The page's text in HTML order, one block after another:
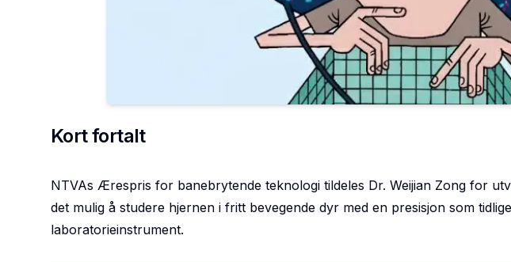
Kort fortalt
NTVAs Ærespris for banebrytende teknologi tildeles Dr. Weijian Zong for
det mulig å studere hjernen i fritt bevegende dyr med en presisjon som
laboratorieinstrument.